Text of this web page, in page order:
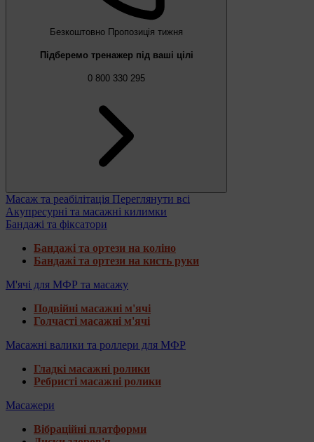
Безкоштовно Пропозиція тижня
Підберемо тренажер під ваші цілі
0 800 330 295
Масаж та реабілітація Переглянути всі
Акупресурні та масажні килимки
Бандажі та фіксатори
Бандажі та ортези на коліно
Бандажі та ортези на кисть руки
М'ячі для МФР та масажу
Подвійні масажні м'ячі
Голчасті масажні м'ячі
Масажні валики та роллери для МФР
Гладкі масажні ролики
Ребристі масажні ролики
Масажери
Вібраційні платформи